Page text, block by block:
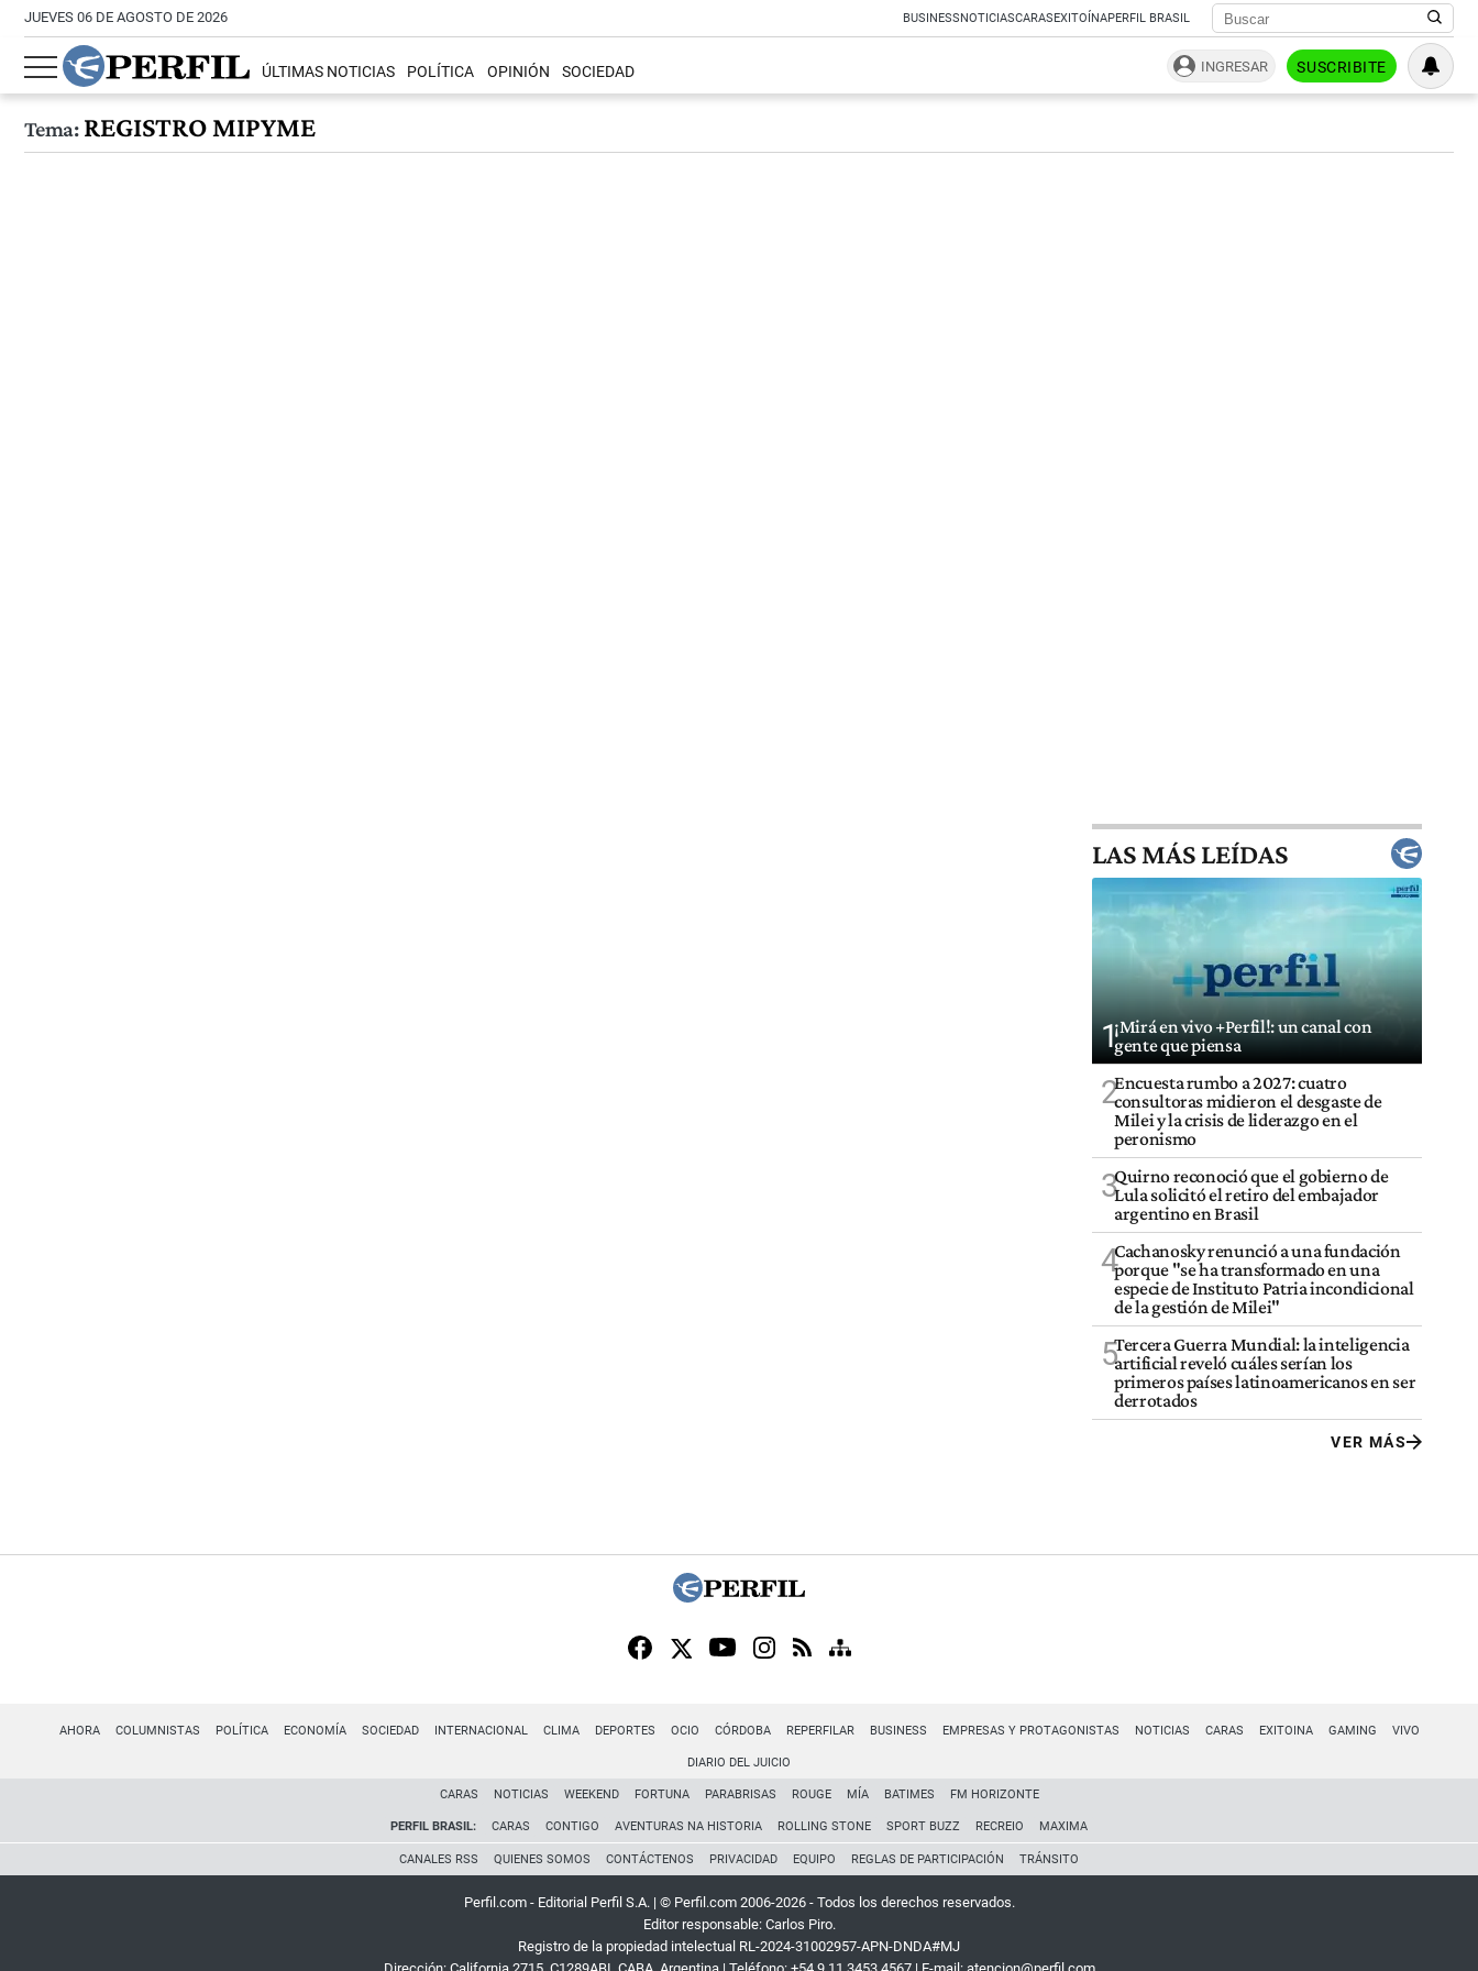
JUEVES 06 DE AGOSTO DE 2026 BUSINESSNOTICIASCARASEXITOÍNAPERFIL BRASIL
ÚLTIMAS NOTICIAS POLÍTICA OPINIÓN SOCIEDAD INGRESAR SUSCRIBITE
Tema:REGISTRO MIPYME
LAS MÁS LEÍDAS
1¡Mirá en vivo +Perfil!: un canal con
gente que piensa
2Encuesta rumbo a 2027: cuatro
consultoras midieron el desgaste de
Milei y la crisis de liderazgo en el
peronismo
3Quirno reconoció que el gobierno de
Lula solicitó el retiro del embajador
argentino en Brasil
4Cachanosky renunció a una fundación
porque "se ha transformado en una
especie de Instituto Patria incondicional
de la gestión de Milei"
5Tercera Guerra Mundial: la inteligencia
artificial reveló cuáles serían los
primeros países latinoamericanos en ser
derrotados
VER MÁS
AHORA COLUMNISTAS POLÍTICA ECONOMÍA SOCIEDAD INTERNACIONAL CLIMA DEPORTES OCIO CÓRDOBA REPERFILAR BUSINESS EMPRESAS Y PROTAGONISTAS NOTICIAS CARAS EXITOINA GAMING VIVO
DIARIO DEL JUICIO
CARAS NOTICIAS WEEKEND FORTUNA PARABRISAS ROUGE MÍA BATIMES FM HORIZONTE
PERFIL BRASIL: CARAS CONTIGO AVENTURAS NA HISTORIA ROLLING STONE SPORT BUZZ RECREIO MAXIMA
CANALES RSS QUIENES SOMOS CONTÁCTENOS PRIVACIDAD EQUIPO REGLAS DE PARTICIPACIÓN TRÁNSITO
Perfil.com - Editorial Perfil S.A. | © Perfil.com 2006-2026 - Todos los derechos reservados.
Editor responsable: Carlos Piro.
Registro de la propiedad intelectual RL-2024-31002957-APN-DNDA#MJ